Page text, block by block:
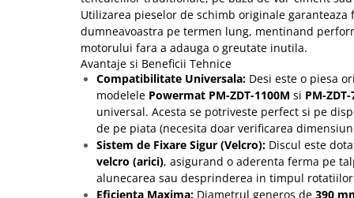
Tunuri de caldura si aeroteme
Utilaje constructie
Utilizarea pieselor de schimb originale
dumneavoastra pe termen lung, mentinand
motorului fara a adauga o greutate inutila.
Avantaje si Beneficii Tehnice
Compatibilitate Universala: Desi este o piesa
modelele Powermat PM-ZDT-1100M si PM-
universal. Acesta se potriveste perfect si pe
de pe piata (necesita doar verificarea
Sistem de Fixare Sigur (Velcro): Discul este
velcro (arici), asigurand o aderenta ferma pe
alunecarea sau desprinderea in timpul
Eficienta Maxima: Diametrul generos de 390